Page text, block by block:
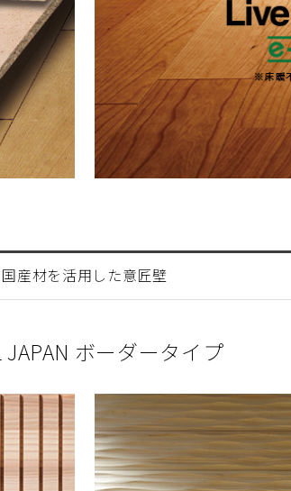
国産材を活用した意匠壁
JAPAN ボーダータイプ